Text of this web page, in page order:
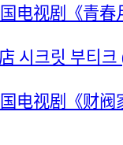
电视剧《青
시크릿 부티
电视剧《财